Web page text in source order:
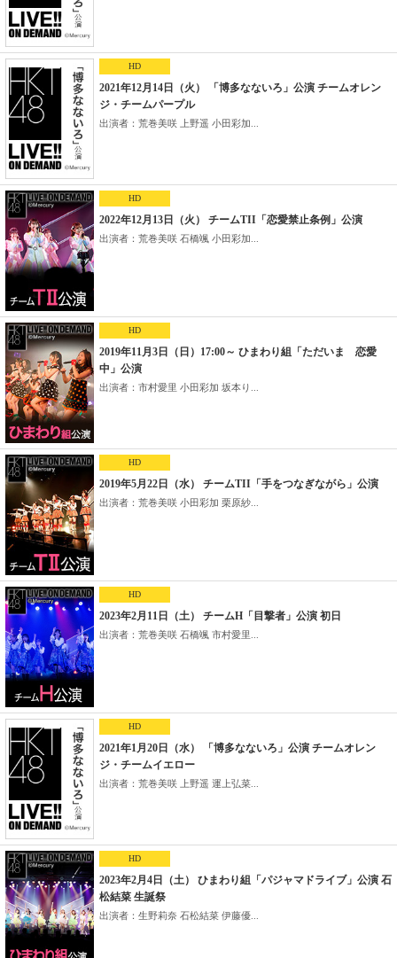
HD
2021年12月14日（火） 「博多なないろ」公演 チームオレン
ジ・チームパープル
出演者：荒巻美咲 上野遥 小田彩加...
HD
2022年12月13日（火） チームTII「恋愛禁止条例」公演
出演者：荒巻美咲 石橋颯 小田彩加...
HD
2019年11月3日（日）17:00～ ひまわり組「ただいま 恋愛
中」公演
出演者：市村愛里 小田彩加 坂本り...
HD
2019年5月22日（水） チームTII「手をつなぎながら」公演
出演者：荒巻美咲 小田彩加 栗原紗...
HD
2023年2月11日（土） チームH「目撃者」公演 初日
出演者：荒巻美咲 石橋颯 市村愛里...
HD
2021年1月20日（水） 「博多なないろ」公演 チームオレン
ジ・チームイエロー
出演者：荒巻美咲 上野遥 運上弘菜...
HD
2023年2月4日（土） ひまわり組「パジャマドライブ」公演 石
松結菜 生誕祭
出演者：生野莉奈 石松結菜 伊藤優...